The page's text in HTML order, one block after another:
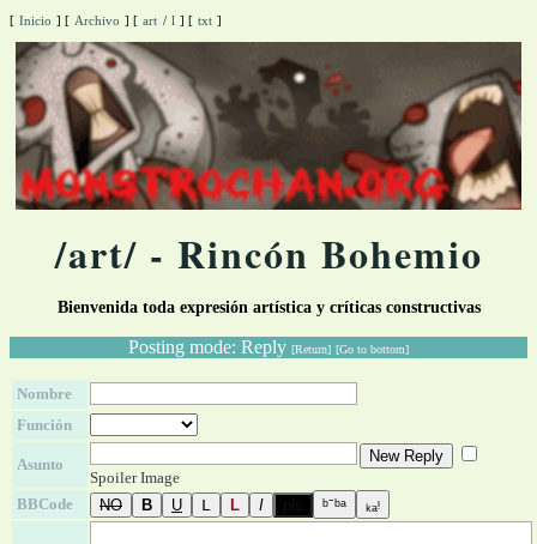
[ Inicio ] [ Archivo ] [ art / l ] [ txt ]
/art/ - Rincón Bohemio
Bienvenida toda expresión artística y críticas constructivas
Posting mode: Reply [Return] [Go to bottom]
Nombre
Función
Asunto
Spoiler Image
BBCode